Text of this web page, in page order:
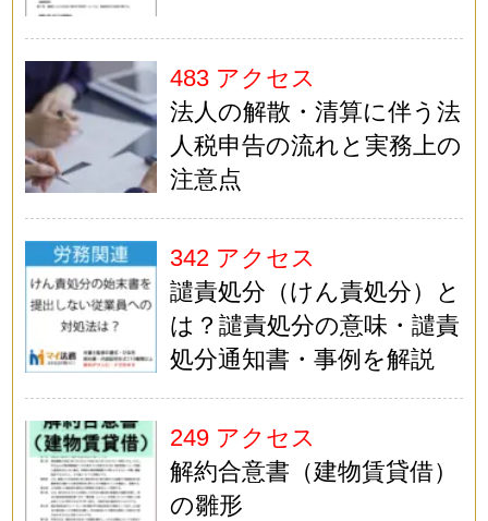
483 アクセス
法人の解散・清算に伴う法
人税申告の流れと実務上の
注意点
342 アクセス
譴責処分（けん責処分）と
は？譴責処分の意味・譴責
処分通知書・事例を解説
249 アクセス
解約合意書（建物賃貸借）
の雛形